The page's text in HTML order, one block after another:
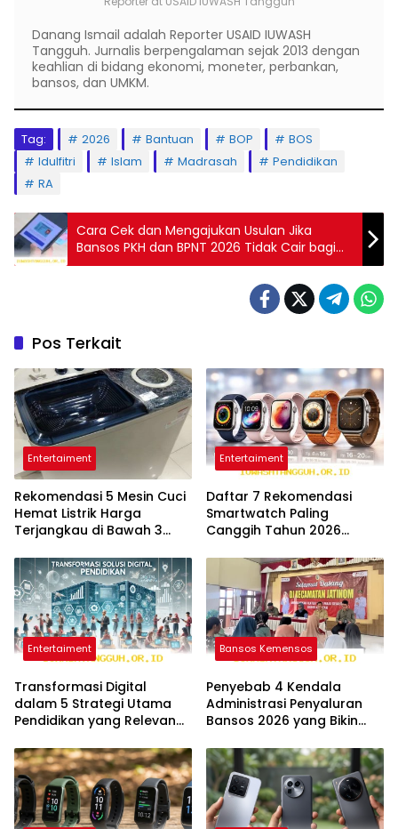
Danang Ismail adalah Reporter USAID IUWASH
Tangguh. Jurnalis berpengalaman sejak 2013 dengan
keahlian di bidang ekonomi, moneter, perbankan,
bansos, dan UMKM.
Tag: 2026 Bantuan BOP
BOS
Idulfitri
Islam Madrasah
Pendidikan
RA
Cara Cek dan Mengajukan Usulan Jika
Bansos PKH dan BPNT 2026 Tidak Cair bagi
KPM yang Masih Layak
Pos Terkait
Entertaiment
Rekomendasi 5 Mesin Cuci
Hemat Listrik Harga
Terjangkau di Bawah 3
Entertaiment
Daftar 7 Rekomendasi
Smartwatch Paling
Canggih Tahun 2026
Terjangkau
Entertaiment
Transformasi Digital
dalam 5 Strategi Utama
Pendidikan yang Relevan
Bansos Kemensos
Penyebab 4 Kendala
Administrasi Penyaluran
Bansos 2026 yang Bikin